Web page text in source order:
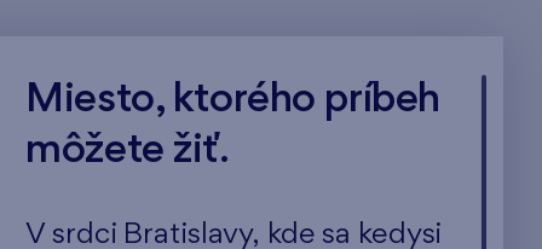
Miesto, ktorého príbeh
môžete žiť.
V srdci Bratislavy, kde sa kedysi